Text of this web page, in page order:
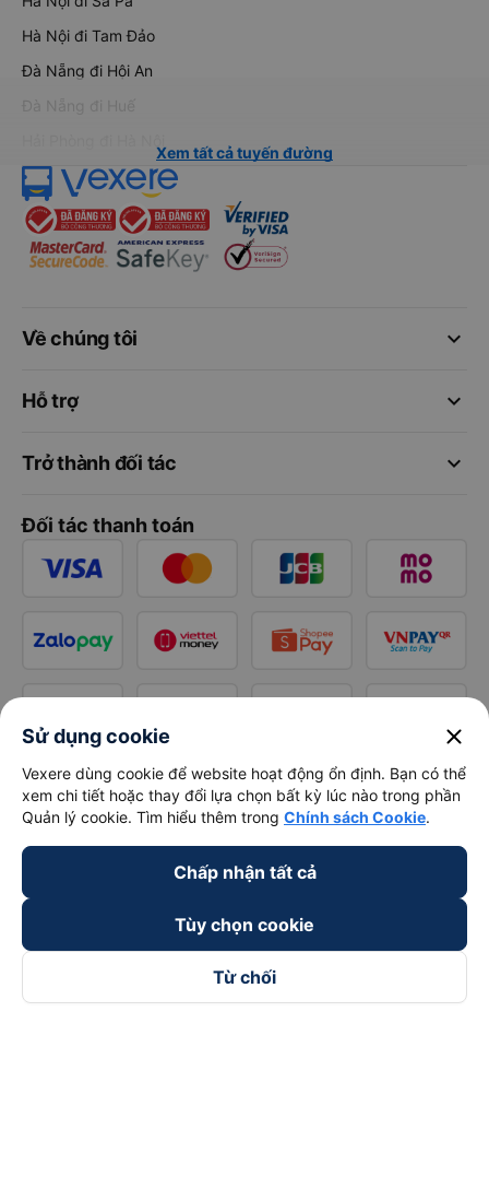
Hà Nội đi Tam Đảo
Đà Nẵng đi Hội An
Đà Nẵng đi Huế
Xem tất cả tuyến đường
keyboard_arrow_down
Về chúng tôi
keyboard_arrow_down
Hỗ trợ
keyboard_arrow_down
Trở thành đối tác
Đối tác thanh toán
Sử dụng cookie close
Vexere dùng cookie để website hoạt động ổn định. Bạn có thể
xem chi tiết hoặc thay đổi lựa chọn bất kỳ lúc nào trong phần
Quản lý cookie. Tìm hiểu thêm trong Chính sách Cookie.
Chấp nhận tất cả
Tùy chọn cookie
Từ chối